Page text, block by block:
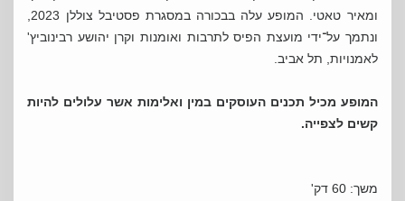
ומאיר טאטי. המופע עלה בבכורה במסגרת פסטיבל צוללן 2023,
ונתמך על־ידי מועצת הפיס לתרבות ואומנות וקרן יהושע רבינוביץ'
לאמנויות, תל אביב.
המופע מכיל תכנים העוסקים במין ואלימות אשר עלולים להיות
קשים לצפייה.
משך: 60 דק'